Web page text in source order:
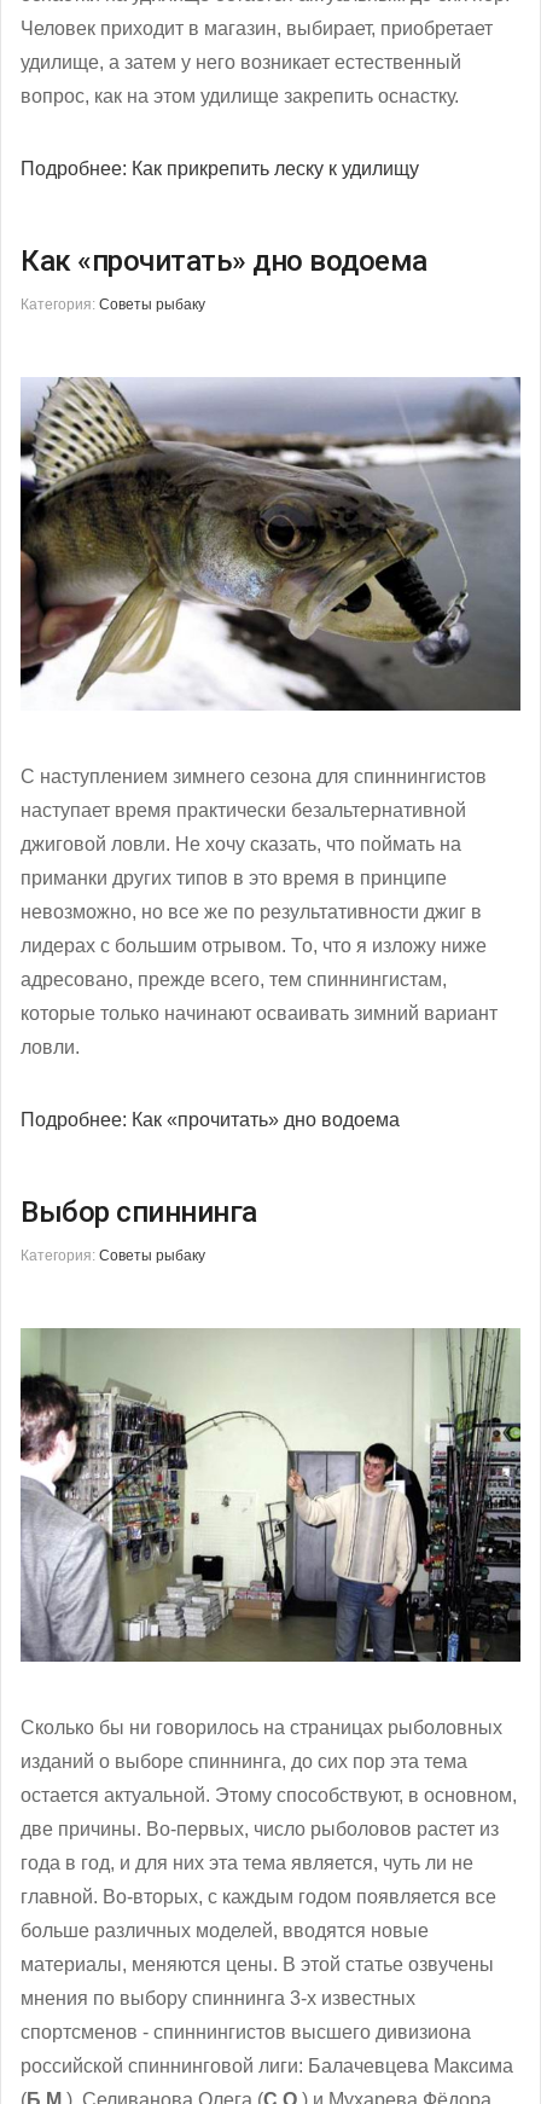
Человек приходит в магазин, выбирает, приобретает
удилище, а затем у него возникает естественный
вопрос, как на этом удилище закрепить оснастку.
Подробнее: Как прикрепить леску к удилищу
Как «прочитать» дно водоема
Категория: Советы рыбаку
С наступлением зимнего сезона для спиннингистов
наступает время практически безальтернативной
джиговой ловли. Не хочу сказать, что поймать на
приманки других типов в это время в принципе
невозможно, но все же по результативности джиг в
лидерах с большим отрывом. То, что я изложу ниже
адресовано, прежде всего, тем спиннингистам,
которые только начинают осваивать зимний вариант
ловли.
Подробнее: Как «прочитать» дно водоема
Выбор спиннинга
Категория: Советы рыбаку
Сколько бы ни говорилось на страницах рыболовных
изданий о выборе спиннинга, до сих пор эта тема
остается актуальной. Этому способствуют, в основном,
две причины. Во-первых, число рыболовов растет из
года в год, и для них эта тема является, чуть ли не
главной. Во-вторых, с каждым годом появляется все
больше различных моделей, вводятся новые
материалы, меняются цены. В этой статье озвучены
мнения по выбору спиннинга 3-х известных
спортсменов - спиннингистов высшего дивизиона
российской спиннинговой лиги: Балачевцева Максима
(Б.М. ), Селиванова Олега (С.О. ) и Мухарева Фёдора